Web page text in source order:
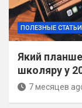
ПОЛЕЗНЫЕ СТАТЬИ
Який
школяру у
7 месяцев